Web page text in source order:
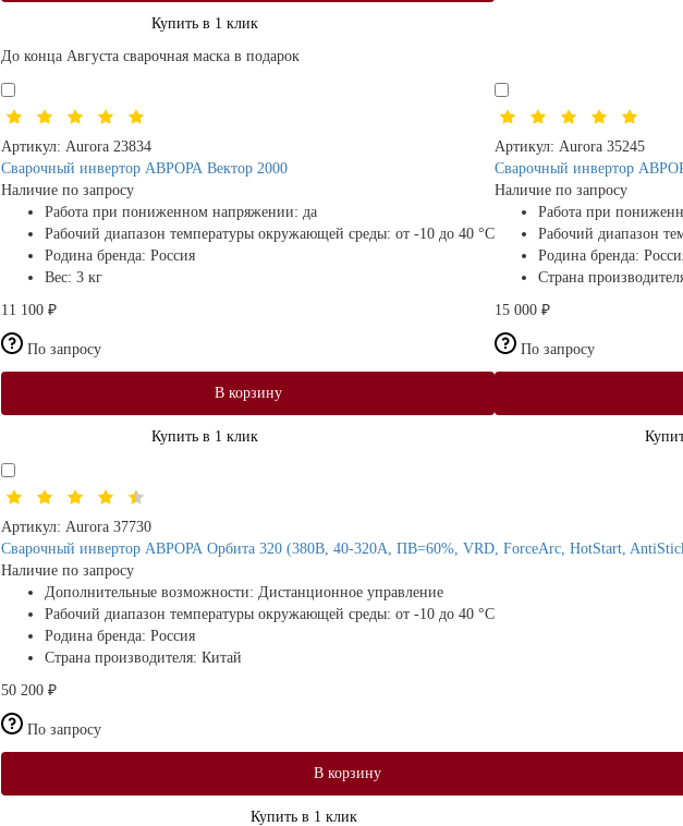
Купить в 1 клик
До конца Августа сварочная маска в подарок
Артикул: Aurora 23834
Сварочный инвертор АВРОРА Вектор 2000
Наличие по запросу
Работа при пониженном напряжении: да
Рабочий диапазон температуры окружающей среды: от -10 до 40 °С
Родина бренда: Россия
Вес: 3 кг
11 100 ₽
По запросу
В корзину
Купить в 1 клик
Артикул: Aurora 35245
Сварочный инвертор
Наличие по запросу
Работа при
Рабочий диапазон
Родина бренда:
Страна
15 000 ₽
По запросу
Артикул: Aurora 37730
Сварочный инвертор АВРОРА Орбита 320 (380В, 40-320А, ПВ=60%, VRD, ForceArc, HotStart,
Наличие по запросу
Дополнительные возможности: Дистанционное управление
Рабочий диапазон температуры окружающей среды: от -10 до 40 °С
Родина бренда: Россия
Страна производителя: Китай
50 200 ₽
По запросу
В корзину
Купить в 1 клик